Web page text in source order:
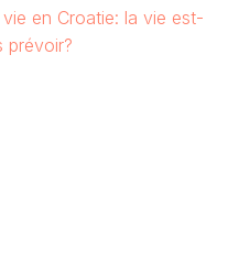
en Croatie: la vie est-
prévoir?